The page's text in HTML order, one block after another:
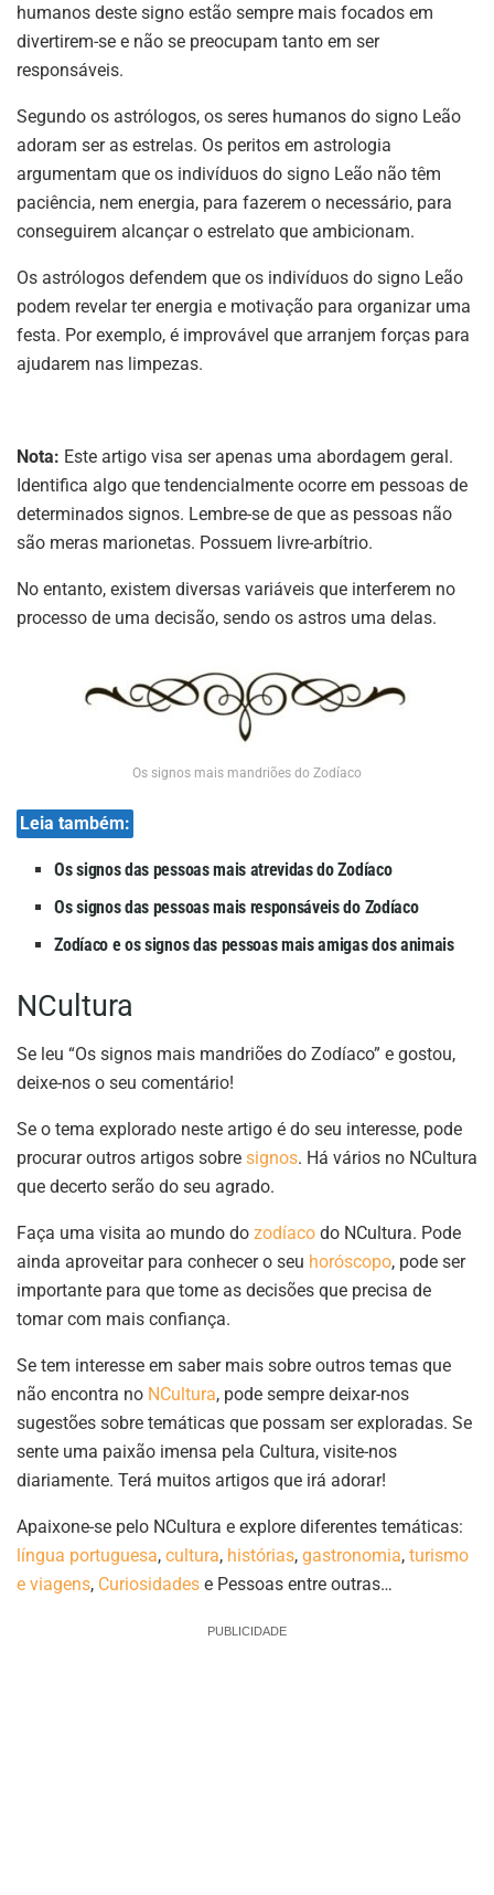
humanos deste signo estão sempre mais focados em
divertirem-se e não se preocupam tanto em ser
responsáveis.
Segundo os astrólogos, os seres humanos do signo Leão
adoram ser as estrelas. Os peritos em astrologia
argumentam que os indivíduos do signo Leão não têm
paciência, nem energia, para fazerem o necessário, para
conseguirem alcançar o estrelato que ambicionam.
Os astrólogos defendem que os indivíduos do signo Leão
podem revelar ter energia e motivação para organizar uma
festa. Por exemplo, é improvável que arranjem forças para
ajudarem nas limpezas.
Nota: Este artigo visa ser apenas uma abordagem geral.
Identifica algo que tendencialmente ocorre em pessoas de
determinados signos. Lembre-se de que as pessoas não
são meras marionetas. Possuem livre-arbítrio.
No entanto, existem diversas variáveis que interferem no
processo de uma decisão, sendo os astros uma delas.
Os signos mais mandriões do Zodíaco
Leia também:
Os signos das pessoas mais atrevidas do Zodíaco
Os signos das pessoas mais responsáveis do Zodíaco
Zodíaco e os signos das pessoas mais amigas dos animais
NCultura
Se leu “Os signos mais mandriões do Zodíaco” e gostou,
deixe-nos o seu comentário!
Se o tema explorado neste artigo é do seu interesse, pode
procurar outros artigos sobre signos. Há vários no NCultura
que decerto serão do seu agrado.
Faça uma visita ao mundo do zodíaco do NCultura. Pode
ainda aproveitar para conhecer o seu horóscopo, pode ser
importante para que tome as decisões que precisa de
tomar com mais confiança.
Se tem interesse em saber mais sobre outros temas que
não encontra no NCultura, pode sempre deixar-nos
sugestões sobre temáticas que possam ser exploradas. Se
sente uma paixão imensa pela Cultura, visite-nos
diariamente. Terá muitos artigos que irá adorar!
Apaixone-se pelo NCultura e explore diferentes temáticas:
língua portuguesa, cultura, histórias, gastronomia, turismo
e viagens, Curiosidades e Pessoas entre outras…
PUBLICIDADE